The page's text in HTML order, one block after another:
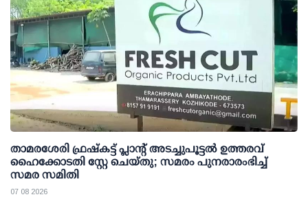
താമരശേരി ഫ്രഷ്കട്ട് പ്ലാന്റ് അടച്ചുപൂട്ടൽ ഉത്തരവ്
ഹൈക്കോടതി സ്റ്റേ ചെയ്തു; സമരം പുനരാരംഭിച്ച്
സമര സമിതി
07 08 2026